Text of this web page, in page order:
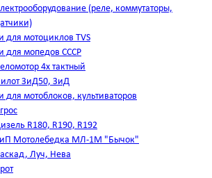
(реле, коммутаторы,
для мотоциклов TVS
для мопедов СССР
4х тактный
ЗиД50, ЗиД
для мотоблоков, культиваторов
R180, R190, R192
Мотолебедка МЛ-1М "Бычок"
Луч, Нева